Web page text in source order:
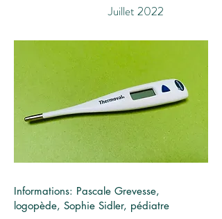
Juillet 2022
Informations: Pascale Grevesse,
logopède, Sophie Sidler, pédiatre